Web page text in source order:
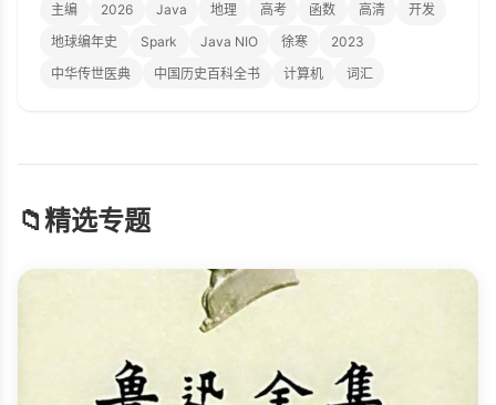
主编
2026 Java 地理 高考 函数 高清
开发
地球编年史
Spark Java NIO 徐寒
2023
中华传世医典
中国历史百科全书 计算机 词汇
📁精选专题